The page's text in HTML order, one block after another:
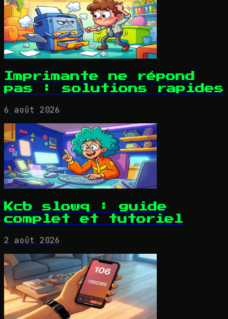
Imprimante ne répond
pas : solutions rapides
6 août 2026
Kcb slowq : guide
complet et tutoriel
2 août 2026